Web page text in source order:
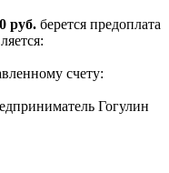
руб. берется предоплата
счету:
Гогулин